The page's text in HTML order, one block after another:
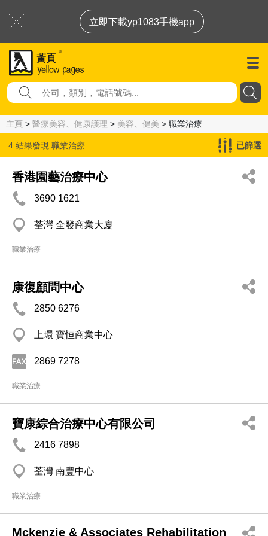
立即下載yp1083手機app
主頁 > 醫療美容、健康護理 > 美容、健美 > 職業治療
4 結果發現 職業治療 已篩選
香港園藝治療中心
3690 1621
荃灣 全發商業大廈
職業治療
康復顧問中心
2850 6276
上環 寶恒商業中心
2869 7278
職業治療
寶康綜合治療中心有限公司
2416 7898
荃灣 南豐中心
職業治療
Mckenzie & Associates Rehabilitation